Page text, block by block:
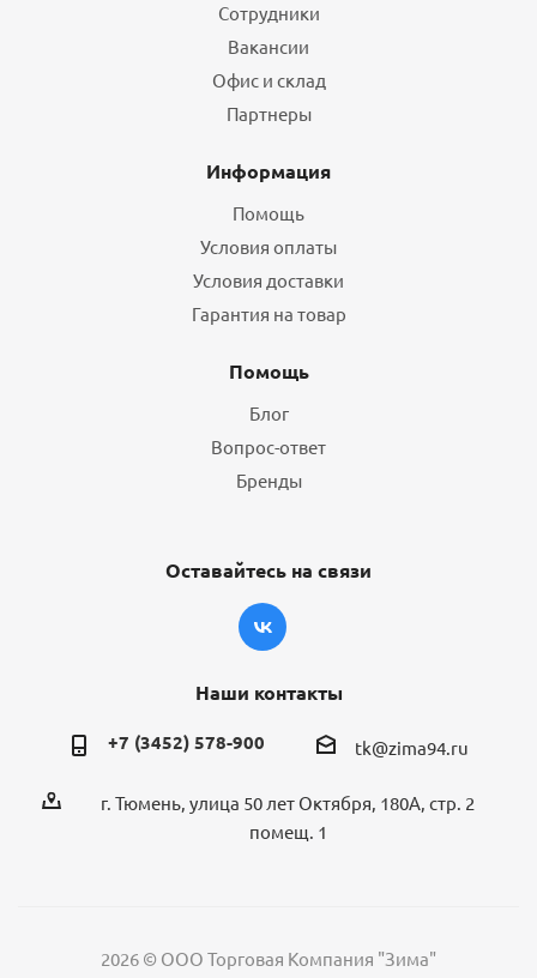
Сотрудники
Вакансии
Офис и склад
Партнеры
Информация
Помощь
Условия оплаты
Условия доставки
Гарантия на товар
Помощь
Блог
Вопрос-ответ
Бренды
Оставайтесь на связи
Наши контакты
+7 (3452) 578-900 tk@zima94.ru
г. Тюмень, улица 50 лет Октября, 180А, стр. 2
помещ. 1
2026 © ООО Торговая Компания "Зима"